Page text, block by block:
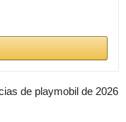
de playmobil de 2026